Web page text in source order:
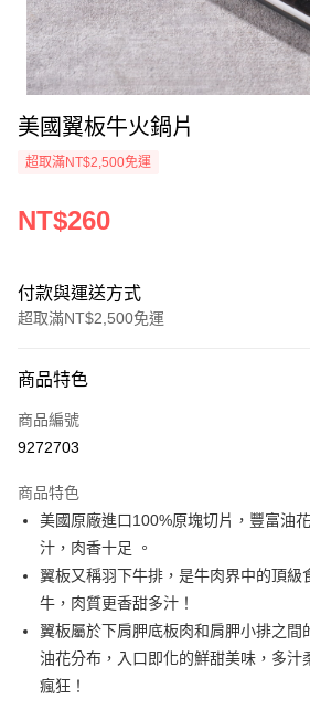
美國翼板牛火鍋片
超取滿NT$2,500免運
NT$260
付款與運送方式
超取滿NT$2,500免運
信用卡一次付款
LINE Pay
街口支付
悠遊付
Google Pay
大哥付你分期
相關說明
【大哥付你分期使用說明】
商品特色
商品編號
9272703
商品特色
美國原廠進口100%原塊切片，豐富油
汁，肉香十足 。
翼板又稱羽下牛排，是牛肉界中的頂級
牛，肉質更香甜多汁！
翼板屬於下肩胛底板肉和肩胛小排之間
油花分布，入口即化的鮮甜美味，多汁
瘋狂！